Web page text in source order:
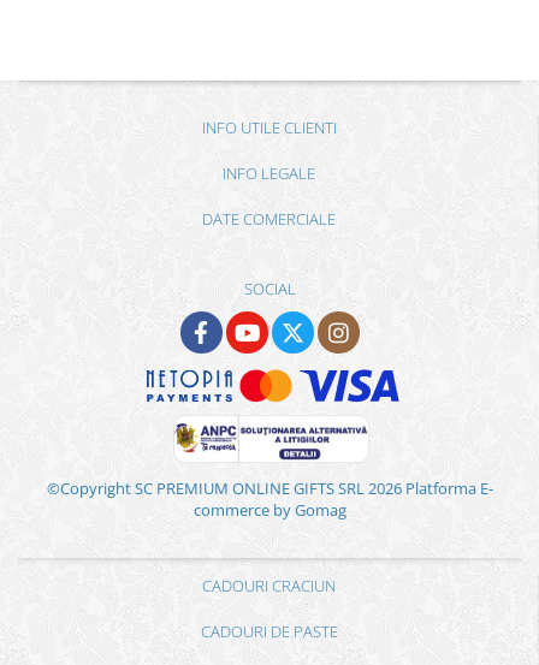
INFO UTILE CLIENTI
INFO LEGALE
DATE COMERCIALE
SOCIAL
©Copyright SC PREMIUM ONLINE GIFTS SRL 2026 Platforma E-
commerce by Gomag
CADOURI CRACIUN
CADOURI DE PASTE